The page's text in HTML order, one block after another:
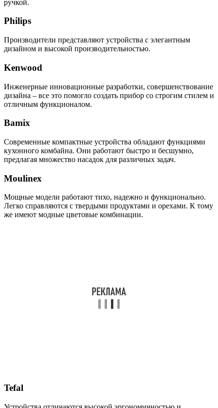
ручкой.
Philips
Производители представляют устройства с элегантным
дизайном и высокой производительностью.
Kenwood
Инженерные инновационные разработки, совершенствование
дизайна – все это помогло создать прибор со строгим стилем и
отличным функционалом.
Bamix
Современные компактные устройства обладают функциями
кухонного комбайна. Они работают быстро и бесшумно,
предлагая множество насадок для различных задач.
Moulinex
Мощные модели работают тихо, надежно и функционально.
Легко справляются с твердыми продуктами и орехами. К тому
же имеют модные цветовые комбинации.
Tefal